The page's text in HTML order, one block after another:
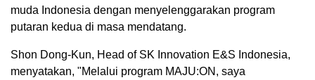
muda Indonesia dengan menyelenggarakan program
putaran kedua di masa mendatang.
Shon Dong-Kun, Head of SK Innovation E&S Indonesia,
menyatakan, "Melalui program MAJU:ON, saya